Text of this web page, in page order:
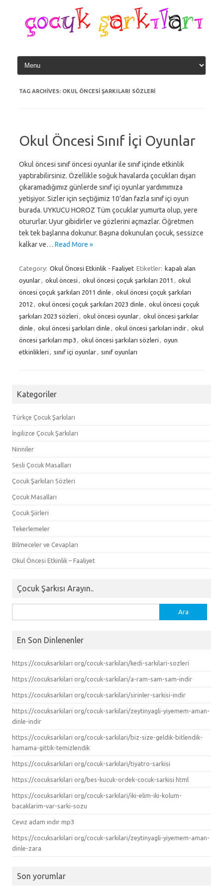
content
TAG ARCHIVES: OKUL ÖNCESI ŞARKILARI SÖZLERI
Okul Öncesi Sınıf İçi Oyunlar
Okul öncesi sınıf öncesi oyunlar ile sınıf içinde etkinlik
yaptırabilirsiniz. Özellikle soğuk havalarda çocukları dışarı
çıkaramadığımız günlerde sınıf içi oyunlar yardımımıza
yetişiyor. Sizler için seçtiğimiz 10’dan fazla sınıf içi oyun
burada. UYKUCU HOROZ Tüm çocuklar yumurta olup, yere
otururlar. Uyur gibidirler ve gözlerini açmazlar. Öğretmen
tek tek başlarına dokunur. Başına dokunulan çocuk, sessizce
kalkar ve… Read More »
Category: Okul Öncesi Etkinlik - Faaliyet Etiketler: kapalı alan
oyunlar
okul öncesi okul öncesi çoçuk şarkıları 2011
okul
öncesi çoçuk şarkıları 2011 dinle
okul öncesi çoçuk şarkıları
2012
okul öncesi çoçuk şarkıları 2023 dinle
okul öncesi çoçuk
şarkıları 2023 sözleri
okul öncesi oyunlar
okul öncesi şarkılar
dinle
okul öncesi şarkıları dinle okul öncesi şarkıları indir
okul
öncesi şarkıları mp3
okul öncesi şarkıları sözleri
oyun
etkinlikleri
sınıf içi oyunlar sınıf oyunları
Kategoriler
Türkçe Çocuk Şarkıları
İngilizce Çocuk Şarkıları
Ninniler
Sesli Çocuk Masalları
Çocuk Şarkıları Sözleri
Çocuk Masalları
Çocuk Şiirleri
Tekerlemeler
Bilmeceler ve Cevapları
Okul Öncesi Etkinlik – Faaliyet
Çocuk Şarkısı Arayın..
En Son Dinlenenler
https://cocuksarkilari org/cocuk-sarkilari/kedi-sarkilari-sozleri
https://cocuksarkilari org/cocuk-sarkilari/a-ram-sam-sam-indir
https://cocuksarkilari org/cocuk-sarkilari/sirinler-sarkisi-indir
https://cocuksarkilari org/cocuk-sarkilari/zeytinyagli-yiyemem-aman-
dinle-indir
https://cocuksarkilari org/cocuk-sarkilari/biz-size-geldik-bitlendik-
hamama-gittik-temizlendik
https://cocuksarkilari org/cocuk-sarkilari/tiyatro-sarkisi
https://cocuksarkilari org/bes-kucuk-ordek-cocuk-sarkisi html
https://cocuksarkilari org/cocuk-sarkilari/iki-elim-iki-kolum-
bacaklarim-var-sarki-sozu
Cevız adam ındır mp3
https://cocuksarkilari org/cocuk-sarkilari/zeytinyagli-yiyemem-aman-
dinle-zara
Son yorumlar